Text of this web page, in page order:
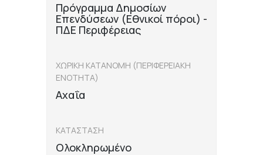
Πρόγραμμα Δημοσίων
Επενδύσεων (Εθνικοί πόροι) -
ΠΔΕ Περιφέρειας
ΧΩΡΙΚΗ ΚΑΤΑΝΟΜΗ (ΠΕΡΙΦΕΡΕΙΑΚΗ
ΕΝΟΤΗΤΑ)
Αχαΐα
ΚΑΤΑΣΤΑΣΗ
Ολοκληρωμένο